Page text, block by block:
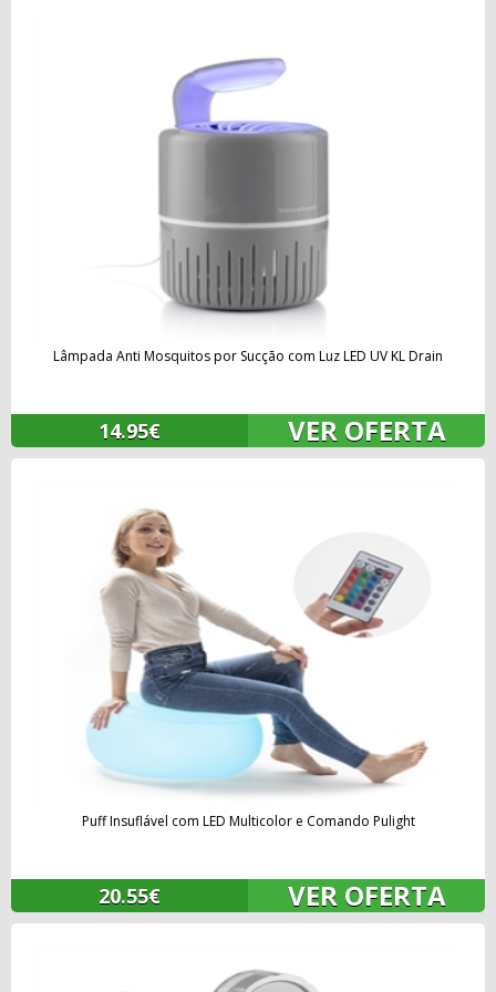
Lâmpada Anti Mosquitos por Sucção com Luz LED UV KL Drain
14.95€ VER OFERTA
Puff Insuflável com LED Multicolor e Comando Pulight
20.55€ VER OFERTA